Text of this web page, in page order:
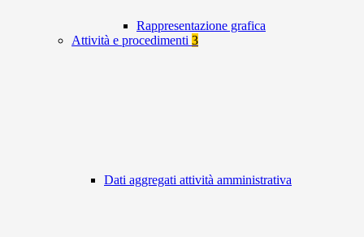
Rappresentazione grafica
Attività e procedimenti 3
Dati aggregati attività amministrativa